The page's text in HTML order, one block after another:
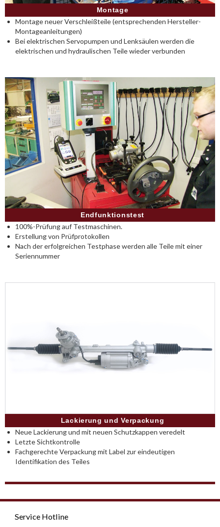
Montage
Montage neuer Verschleißteile (entsprechenden Hersteller-
Montageanleitungen)
Bei elektrischen Servopumpen und Lenksäulen werden die
elektrischen und hydraulischen Teile wieder verbunden
Endfunktionstest
100%-Prüfung auf Testmaschinen.
Erstellung von Prüfprotokollen
Nach der erfolgreichen Testphase werden alle Teile mit einer
Seriennummer
Lackierung und Verpackung
Neue Lackierung und mit neuen Schutzkappen veredelt
Letzte Sichtkontrolle
Fachgerechte Verpackung mit Label zur eindeutigen
Identifikation des Teiles
Service Hotline